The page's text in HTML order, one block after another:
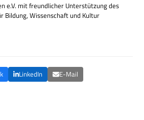
e.V. mit freund­li­cher Unter­stüt­zung des
Bil­dung, Wis­sen­schaft und Kultur
LinkedIn E-Mail